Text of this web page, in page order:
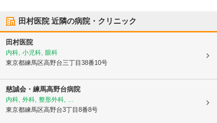
田村医院近隣の病院・クリニック
田村医院
内科, 小児科, 眼科
東京都練馬区高野台三丁目38番10号
慈誠会・練馬高野台病院
内科, 外科, 整形外科, ...
東京都練馬区高野台3丁目8番8号